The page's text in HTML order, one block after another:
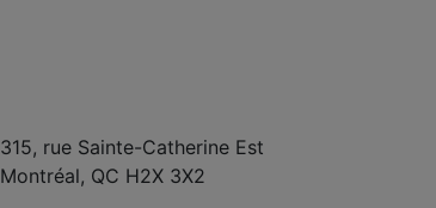
315, rue Sainte-Catherine Est
Montréal, QC H2X 3X2